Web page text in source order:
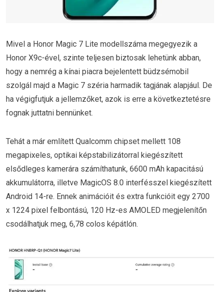
Mivel a Honor Magic 7 Lite modellszáma megegyezik a
Honor X9c-ével, szinte teljesen biztosak lehetünk abban,
hogy a nemrég a kínai piacra bejelentett büdzsémobil
szolgál majd a Magic 7 széria harmadik tagjának alapjául. De
ha végigfutjuk a jellemzőket, azok is erre a következtetésre
fognak juttatni bennünket.
Tehát a már említett Qualcomm chipset mellett 108
megapixeles, optikai képstabilizátorral kiegészített
elsődleges kamerára számíthatunk, 6600 mAh kapacitású
akkumulátorra, illetve MagicOS 8.0 interfésszel kiegészített
Android 14-re. Ennek animációit és extra funkcióit egy 2700
x 1224 pixel felbontású, 120 Hz-es AMOLED megjelenítőn
csodálhatjuk meg, 6,78 colos képátlón.